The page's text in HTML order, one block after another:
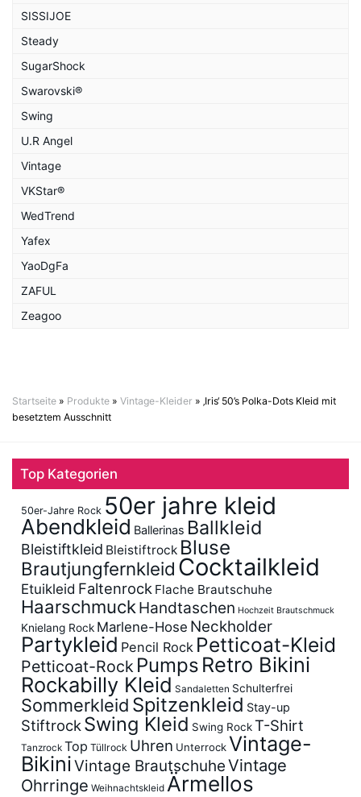
SISSIJOE
Steady
SugarShock
Swarovski®
Swing
U.R Angel
Vintage
VKStar®
WedTrend
Yafex
YaoDgFa
ZAFUL
Zeagoo
Startseite » Produkte » Vintage-Kleider » ‚Iris‘ 50’s Polka-Dots Kleid mit
besetztem Ausschnitt
Top Kategorien
50er-Jahre Rock 50er jahre kleid
Abendkleid Ballerinas Ballkleid
Bleistiftkleid Bleistiftrock Bluse
Brautjungfernkleid Cocktailkleid
Etuikleid Faltenrock Flache Brautschuhe
Haarschmuck Handtaschen Hochzeit Brautschmuck
Knielang Rock Marlene-Hose Neckholder
Partykleid Pencil Rock Petticoat-Kleid
Petticoat-Rock Pumps Retro Bikini
Rockabilly Kleid Sandaletten Schulterfrei
Sommerkleid Spitzenkleid Stay-up
Stiftrock Swing Kleid Swing RockT-Shirt
Tanzrock Top Tüllrock Uhren UnterrockVintage-
BikiniVintage BrautschuheVintage
Ohrringe Weihnachtskleid Ärmellos